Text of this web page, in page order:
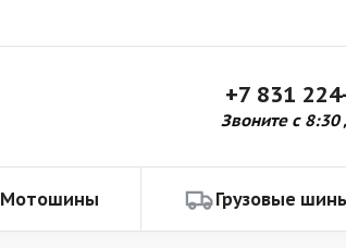
+7 831
Звоните с
Мотошины Грузовые